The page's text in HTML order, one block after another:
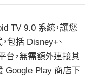
TV 9.0 系統，讓您
包括 Disney+、
台，無需額外連接其
Google Play 商店下